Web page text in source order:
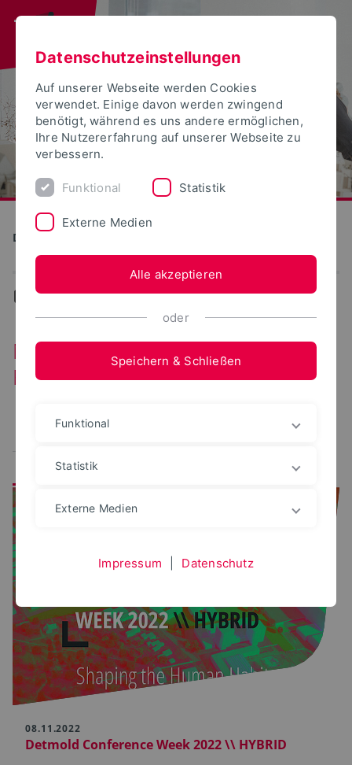
Detmolder Schule für Gestaltung
... News
Neuigkeiten aus dem
Forschungsbereich
urbanLab
nextPlace
08.11.2022
Detmold Conference Week 2022 \\ HYBRID
Datenschutzeinstellungen
Auf unserer Webseite werden Cookies
verwendet. Einige davon werden zwingend
benötigt, während es uns andere ermöglichen,
Ihre Nutzererfahrung auf unserer Webseite zu
verbessern.
Funktional Statistik
Externe Medien
Alle akzeptieren
oder
Speichern & Schließen
Funktional
Statistik
Externe Medien
Impressum Datenschutz